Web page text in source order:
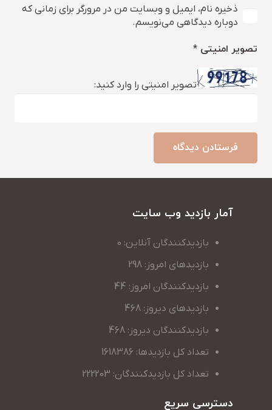
ذخیره نام، ایمیل و وبسایت من در مرورگر برای زمانی که
دوباره دیدگاهی می‌نویسم.
تصویر امنیتی *
تصویر امنیتی را وارد کنید:
فرستادن دیدگاه
آمار بازدید وب سایت
بازدیدکنندگان آنلاین: 0
بازدیدهای امروز: 298
بازدیدکنندگان امروز: 44
بازدیدهای دیروز: 468
بازدیدکنندگان دیروز: 468
تعداد کل بازدیدها: 1618386
تعداد کل بازدیدکنندگان: 222203
دسترسی سریع